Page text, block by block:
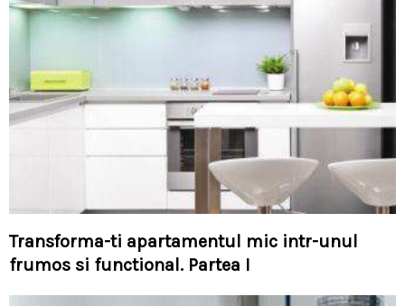
Transforma-ti apartamentul mic intr-unul
frumos si functional. Partea I